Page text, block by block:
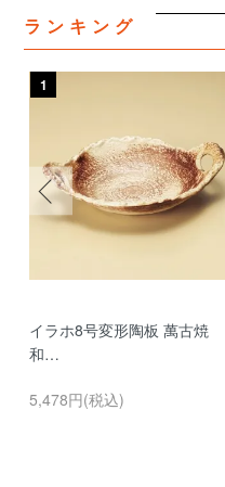
ランキング
1
イラホ8号変形陶板 萬古焼
和…
5,478円(税込)